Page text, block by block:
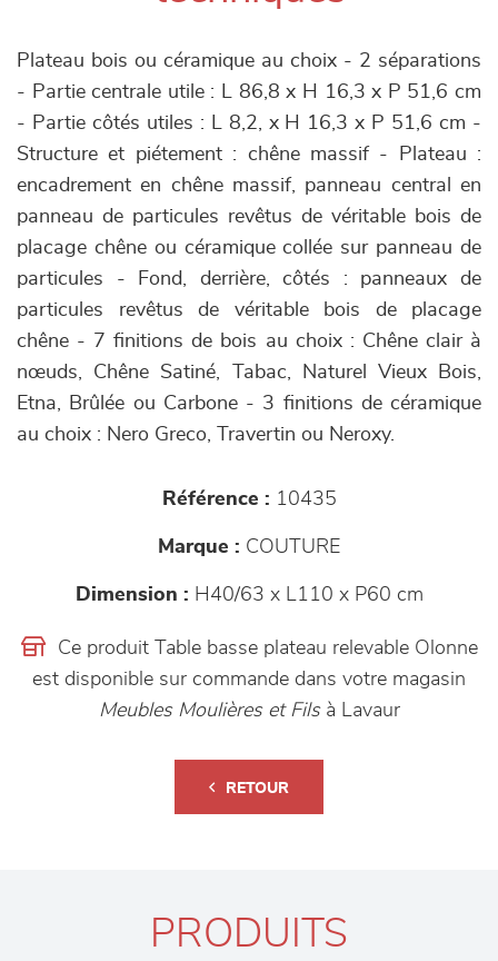
Plateau bois ou céramique au choix - 2 séparations
- Partie centrale utile : L 86,8 x H 16,3 x P 51,6 cm
- Partie côtés utiles : L 8,2, x H 16,3 x P 51,6 cm -
Structure et piétement : chêne massif - Plateau :
encadrement en chêne massif, panneau central en
panneau de particules revêtus de véritable bois de
placage chêne ou céramique collée sur panneau de
particules - Fond, derrière, côtés : panneaux de
particules revêtus de véritable bois de placage
chêne - 7 finitions de bois au choix : Chêne clair à
nœuds, Chêne Satiné, Tabac, Naturel Vieux Bois,
Etna, Brûlée ou Carbone - 3 finitions de céramique
au choix : Nero Greco, Travertin ou Neroxy.
Référence : 10435
Marque : COUTURE
Dimension : H40/63 x L110 x P60 cm
Ce produit Table basse plateau relevable Olonne
est disponible sur commande dans votre magasin
Meubles Moulières et Filsà Lavaur
RETOUR
PRODUITS